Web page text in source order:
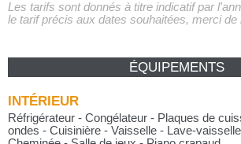
Les tarifs sont donnés à titre indicatif par
le tarif précis aux dates souhaitées, merci de
ÉQUIPEMENTS
INTÉRIEUR
Réfrigérateur - Congélateur - Plaques de
ondes - Cuisinière - Vaisselle - Lave-